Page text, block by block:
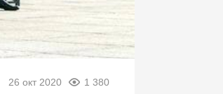
26 окт 2020 1 380